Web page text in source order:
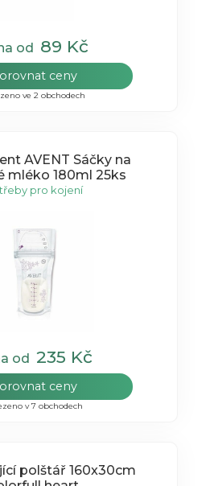
od 89 Kč
ceny
ve 2 obchodech
na
mléko 180ml 25ks
pro kojení
od 235 Kč
ceny
v 7 obchodech